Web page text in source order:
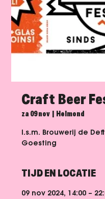
Craft Beer
za 09 nov Helmond
I.s.m. Brouwerij de
Goesting
TIJD EN LOCATIE
09 nov 2024, 14:00 –